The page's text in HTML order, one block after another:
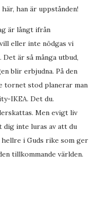
han är uppstånden!
är långt ifrån
eller inte nödgas vi
Det är så många utbud,
blir erbjudna. På den
tornet stod planerar man
IKEA. Det du.
Men evigt liv
dig inte luras av att du
i Guds rike som ger
tillkommande världen.